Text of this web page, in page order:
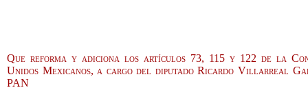
Que reforma y adiciona los artículos 73, 115 y 122 de la
Unidos Mexicanos, a cargo del diputado Ricardo Villarreal
PAN